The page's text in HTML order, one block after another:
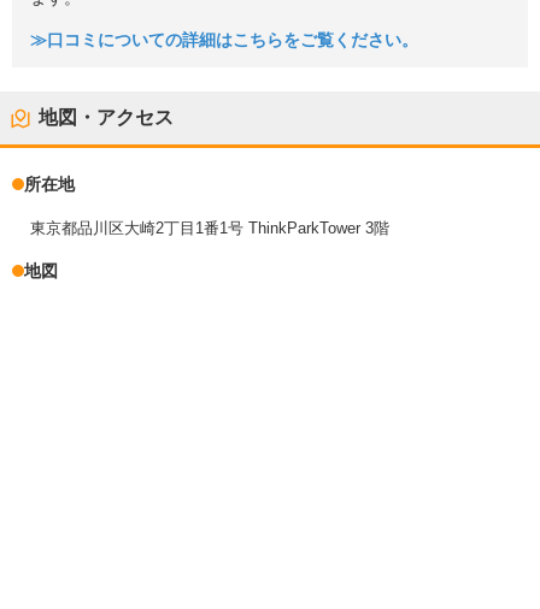
≫口コミについての詳細はこちらをご覧ください。
地図・アクセス
所在地
東京都品川区大崎2丁目1番1号 ThinkParkTower 3階
地図